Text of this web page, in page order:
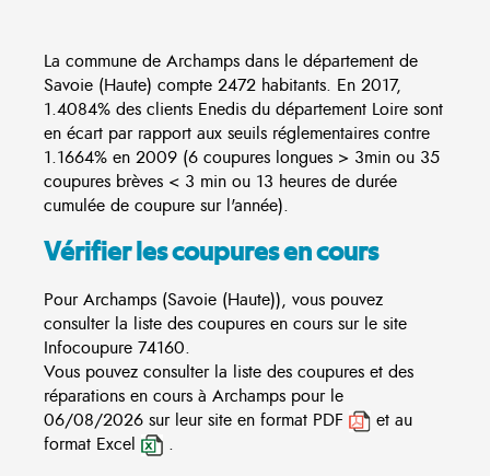
La commune de Archamps dans le département de
Savoie (Haute) compte 2472 habitants. En 2017,
1.4084% des clients Enedis du département Loire sont
en écart par rapport aux seuils réglementaires contre
1.1664% en 2009 (6 coupures longues > 3min ou 35
coupures brèves < 3 min ou 13 heures de durée
cumulée de coupure sur l'année).
Vérifier les coupures en cours
Pour Archamps (Savoie (Haute)), vous pouvez
consulter la liste des coupures en cours sur le site
Infocoupure 74160.
Vous pouvez consulter la liste des coupures et des
réparations en cours à Archamps pour le
06/08/2026 sur leur site en format PDF
et au
format Excel
.